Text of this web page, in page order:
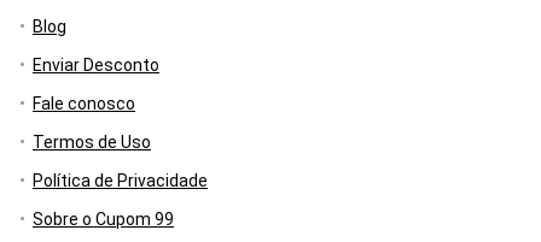
Blog
Enviar Desconto
Fale conosco
Termos de Uso
Política de Privacidade
Sobre o Cupom 99